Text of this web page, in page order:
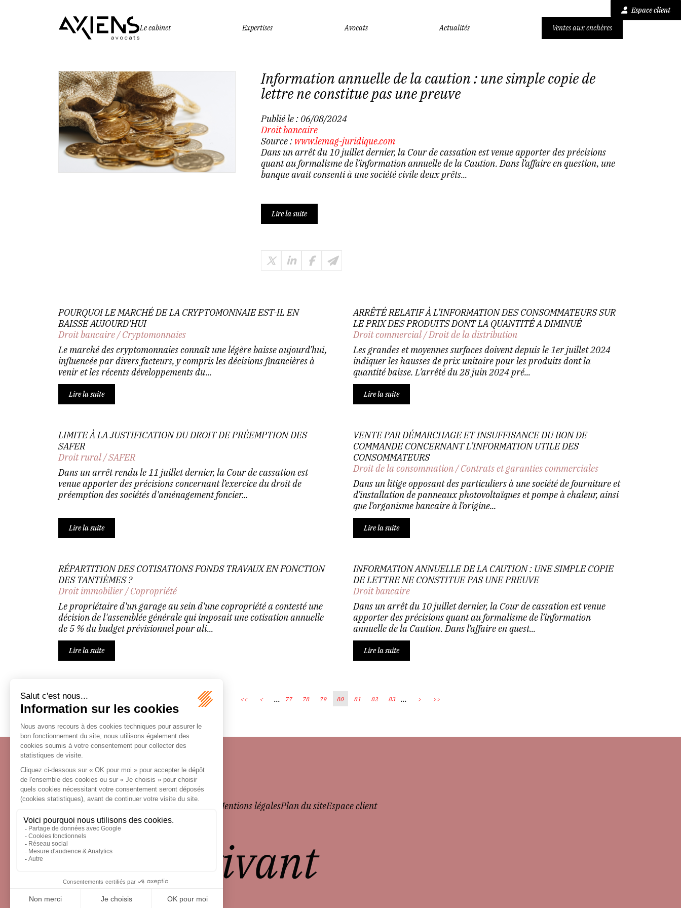
Espace client
Le cabinet
Expertises Avocats Actualités Ventes aux enchères
Information annuelle de la caution : une simple copie de
lettre ne constitue pas une preuve
Publié le :06/08/2024
Droit bancaire
Source : www.lemag-juridique.com
Dans un arrêt du 10 juillet dernier, la Cour de cassation est venue apporter des précisions
quant au formalisme de l’information annuelle de la Caution. Dans l’affaire en question, une
banque avait consenti à une société civile deux prêts...
Lire la suite
POURQUOI LE MARCHÉ DE LA CRYPTOMONNAIE EST-IL EN
BAISSE AUJOURD'HUI
Droit bancaire/Cryptomonnaies
Le marché des cryptomonnaies connaît une légère baisse aujourd’hui,
influencée par divers facteurs, y compris les décisions financières à
venir et les récents développements du...
Lire la suite
ARRÊTÉ RELATIF À L’INFORMATION DES CONSOMMATEURS SUR
LE PRIX DES PRODUITS DONT LA QUANTITÉ A DIMINUÉ
Droit commercial/Droit de la distribution
Les grandes et moyennes surfaces doivent depuis le 1er juillet 2024
indiquer les hausses de prix unitaire pour les produits dont la
quantité baisse. L’arrêté du 28 juin 2024 pré...
Lire la suite
LIMITE À LA JUSTIFICATION DU DROIT DE PRÉEMPTION DES
SAFER
Droit rural/SAFER
Dans un arrêt rendu le 11 juillet dernier, la Cour de cassation est
venue apporter des précisions concernant l’exercice du droit de
préemption des sociétés d'aménagement foncier...
Lire la suite
VENTE PAR DÉMARCHAGE ET INSUFFISANCE DU BON DE
COMMANDE CONCERNANT L’INFORMATION UTILE DES
CONSOMMATEURS
Droit de la consommation/Contrats et garanties commerciales
Dans un litige opposant des particuliers à une société de fourniture et
d’installation de panneaux photovoltaïques et pompe à chaleur, ainsi
que l’organisme bancaire à l’origine...
Lire la suite
RÉPARTITION DES COTISATIONS FONDS TRAVAUX EN FONCTION
DES TANTIÈMES ?
Droit immobilier/Copropriété
Le propriétaire d'un garage au sein d'une copropriété a contesté une
décision de l'assemblée générale qui imposait une cotisation annuelle
de 5 % du budget prévisionnel pour ali...
Lire la suite
INFORMATION ANNUELLE DE LA CAUTION : UNE SIMPLE COPIE
DE LETTRE NE CONSTITUE PAS UNE PREUVE
Droit bancaire
Dans un arrêt du 10 juillet dernier, la Cour de cassation est venue
apporter des précisions quant au formalisme de l’information
annuelle de la Caution. Dans l’affaire en quest...
Lire la suite
<< < ... 77 78 79 80 81 82 83 ... > >>
Écosystème Mentions légalesPlan du siteEspace client
le droit vivant